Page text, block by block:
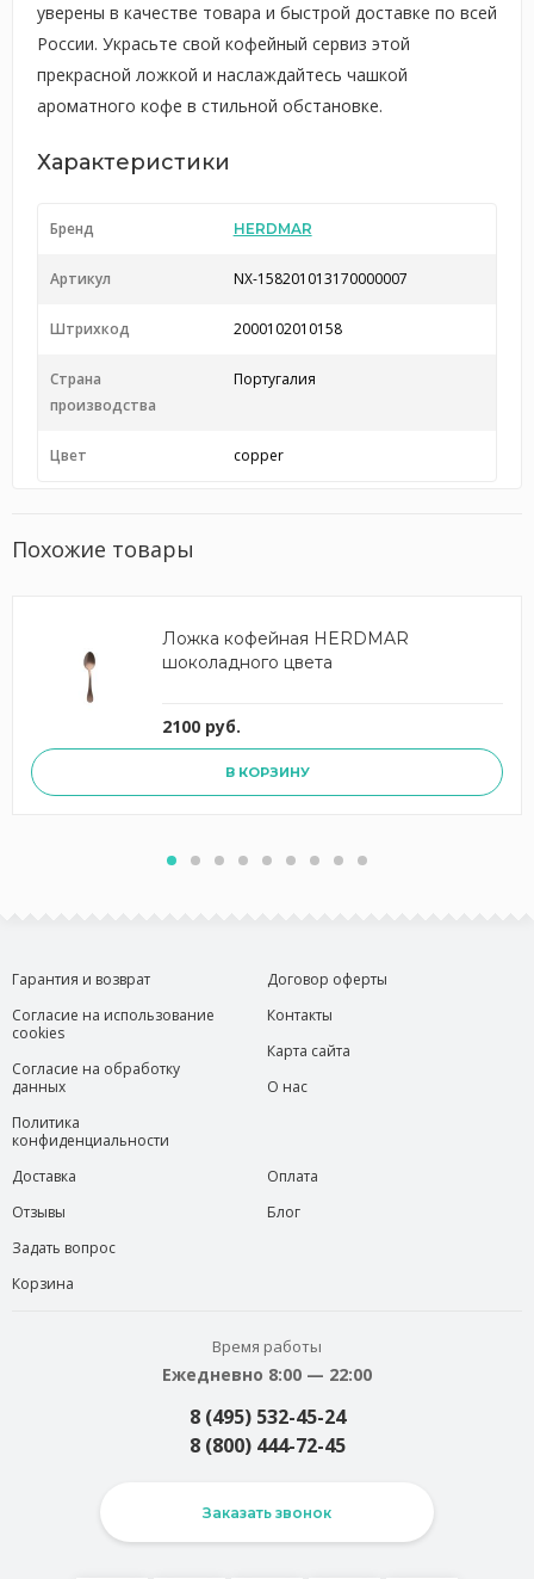
уверены в качестве товара и быстрой доставке по всей
России. Украсьте свой кофейный сервиз этой
прекрасной ложкой и наслаждайтесь чашкой
ароматного кофе в стильной обстановке.
Характеристики
Бренд HERDMAR
Артикул NX-158201013170000007
Штрихкод 2000102010158
Страна
производства
Португалия
Цвет copper
Похожие товары
Ложка кофейная HERDMAR
шоколадного цвета
2100 руб.
В КОРЗИНУ
Гарантия и возврат
Согласие на использование
cookies
Согласие на обработку
данных
Политика
конфиденциальности
Договор оферты
Контакты
Карта сайта
О нас
Доставка
Отзывы
Задать вопрос
Корзина
Оплата
Блог
Время работы
Ежедневно 8:00 — 22:00
8 (495) 532-45-24
8 (800) 444-72-45
Заказать звонок